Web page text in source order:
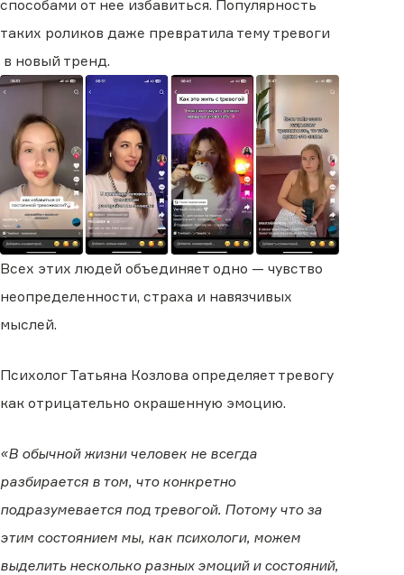
способами от нее избавиться. Популярность
таких роликов даже превратила тему тревоги
в новый тренд.
Всех этих людей объединяет одно — чувство
неопределенности, страха и навязчивых
мыслей.
Психолог Татьяна Козлова определяет тревогу
как отрицательно окрашенную эмоцию.
«В обычной жизни человек не всегда
разбирается в том, что конкретно
подразумевается под тревогой. Потому что за
этим состоянием мы, как психологи, можем
выделить несколько разных эмоций и состояний,